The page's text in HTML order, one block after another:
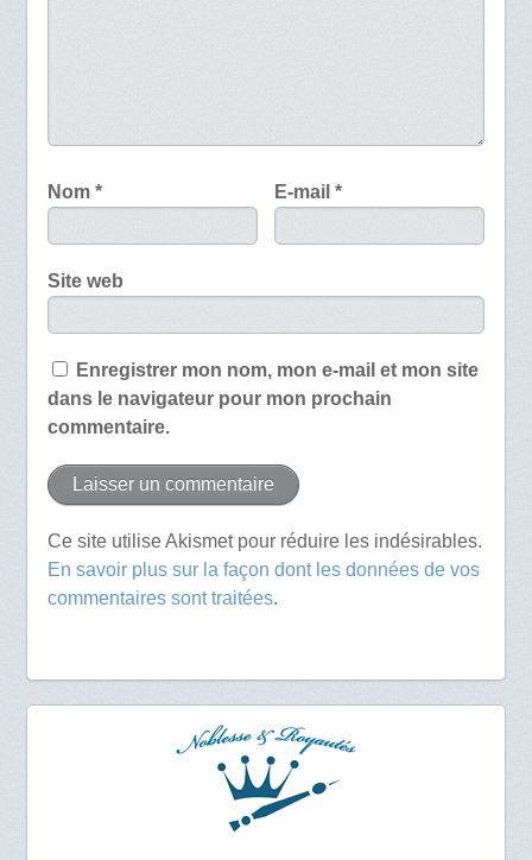
Nom * E-mail*
Site web
Enregistrer mon nom, mon e-mail et mon site
dans le navigateur pour mon prochain
commentaire.
Ce site utilise Akismet pour réduire les indésirables.
En savoir plus sur la façon dont les données de vos
commentaires sont traitées.